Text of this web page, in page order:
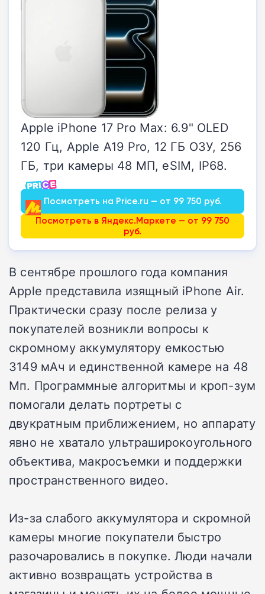
Apple iPhone 17 Pro Max: 6.9" OLED
120 Гц, Apple A19 Pro, 12 ГБ ОЗУ, 256
ГБ, три камеры 48 МП, eSIM, IP68.
Посмотреть на Price.ru — от 99 750 руб.
Посмотреть в Яндекс.Маркете — от 99 750
руб.
В сентябре прошлого года компания
Apple представила изящный iPhone Air.
Практически сразу после релиза у
покупателей возникли вопросы к
скромному аккумулятору емкостью
3149 мАч и единственной камере на 48
Мп. Программные алгоритмы и кроп-зум
помогали делать портреты с
двукратным приближением, но аппарату
явно не хватало ультраширокоугольного
объектива, макросъемки и поддержки
пространственного видео.
Из-за слабого аккумулятора и скромной
камеры многие покупатели быстро
разочаровались в покупке. Люди начали
активно возвращать устройства в